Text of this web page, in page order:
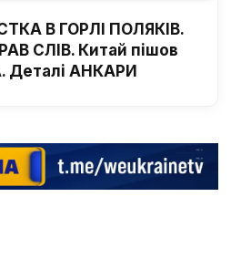
В ГОРЛІ ПОЛЯКІВ.
СЛІВ. Китай пішов
Деталі АНКАРИ